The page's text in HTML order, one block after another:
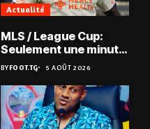
Actualité
MLS / League Cup:
Seulement une minute
de jeu pour Kévin
Denkey
BYFOOT.TG 5 AOÛT 2026